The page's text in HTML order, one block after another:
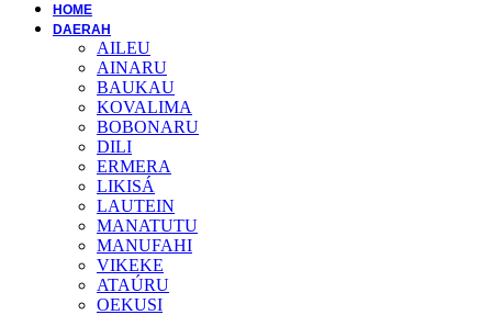
HOME
DAERAH
AILEU
AINARU
BAUKAU
KOVALIMA
BOBONARU
DILI
ERMERA
LIKISÁ
LAUTEIN
MANATUTU
MANUFAHI
VIKEKE
ATAÚRU
OEKUSI